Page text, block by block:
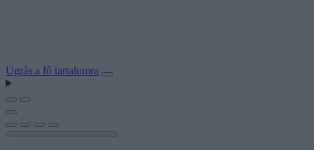
Ugrás a fő tartalomra